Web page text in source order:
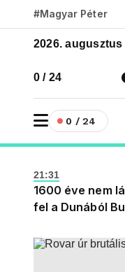
#Magyar Péter
2026. augusztus
0 / 24
0 / 24
21:31
1600 éve nem
fel a Dunából